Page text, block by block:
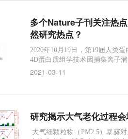
多个Nature子刊关注热
然研究热点？
2020年10月19日，第19届人类
4D蛋白质组学技术因捕集离子
法的成功商业化而获得HUPO科
2021-03-11
研究揭示大气老化过程
大气细颗粒物（PM2.5）暴露